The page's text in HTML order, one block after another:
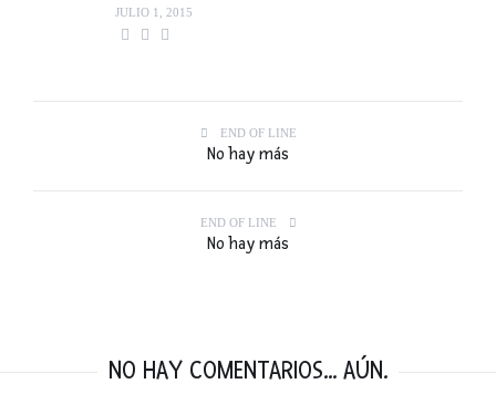
JULIO 1, 2015
END OF LINE
No hay más
END OF LINE
No hay más
NO HAY COMENTARIOS... AÚN.